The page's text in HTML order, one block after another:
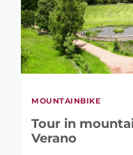
MOUNTAINBIKE
Tour in
Verano